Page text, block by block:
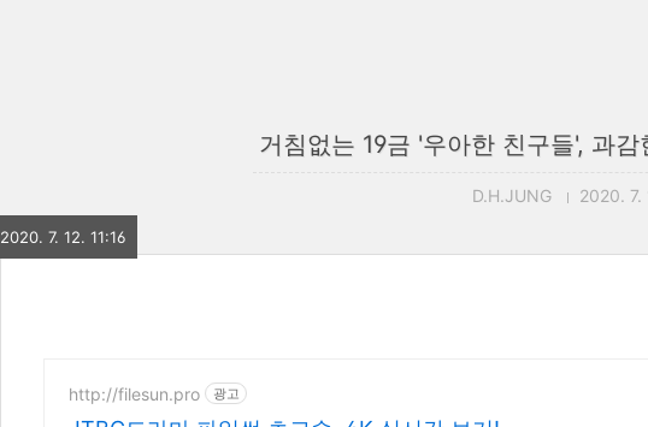
거침없는 19금 '우아한 친구들', 과
D.H.JUNG 2020. 7.
2020. 7. 12. 11:16
http://filesun.pro 광고